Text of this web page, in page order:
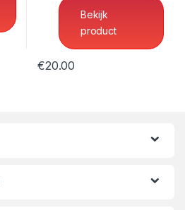
Bekijk
product
€20.00